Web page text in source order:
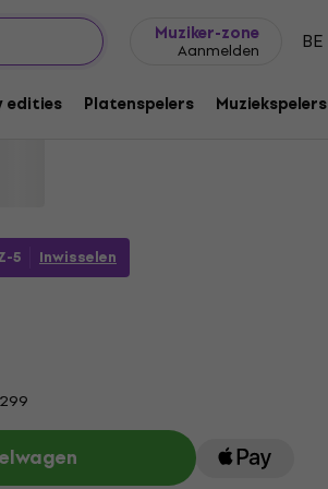
Muziker-zone
Aanmelden BE
edities Platenspelers Muziekspelers
The Sun Goes Down (CD)
.1166099
5 Inwisselen